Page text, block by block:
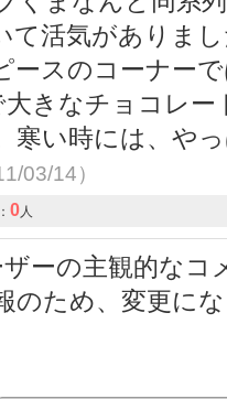
て活気がありま
ースのコーナー
大きなチョコレ
寒い時には、や
03/14）
0人
ーの主観的なコ
のため、変更に